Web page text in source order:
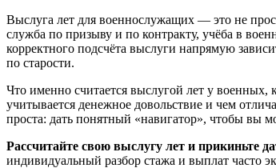
Выслуга лет для военнослужащих — это не
служба по призыву и по контракту, учёба в
корректного подсчёта выслуги напрямую
по старости.
Что именно считается выслугой лет у военных,
учитывается денежное довольствие и чем
проста: дать понятный «навигатор», чтобы вы
Рассчитайте свою выслугу лет и прикиньте
индивидуальный разбор стажа и выплат часто